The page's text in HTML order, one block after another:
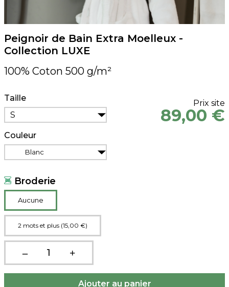
Peignoir de Bain Extra Moelleux -
Collection LUXE
100% Coton 500 g/m²
Taille
S
Couleur
Blanc
Broderie
Aucune
2 mots et plus (15,00 €)
Prix site
89,00 €